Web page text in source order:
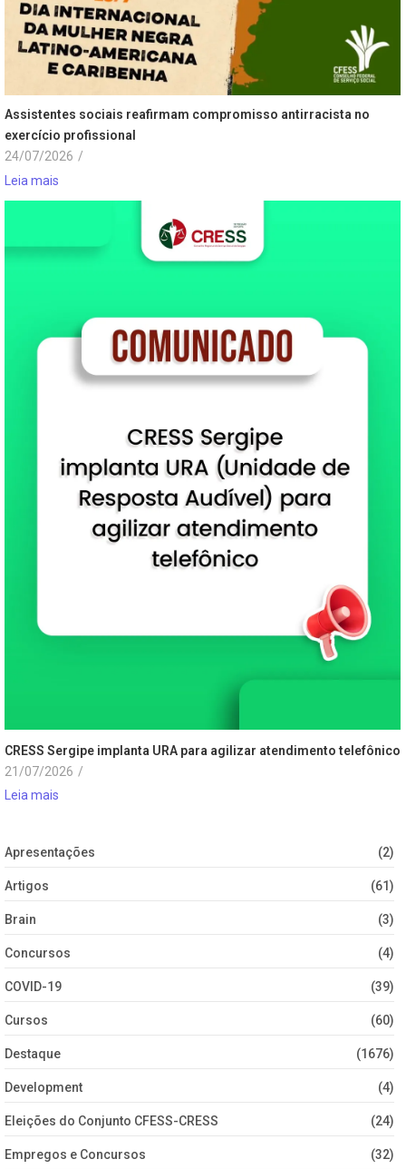
Assistentes sociais reafirmam compromisso antirracista no
exercício profissional
24/07/2026 /
Leia mais
CRESS Sergipe implanta URA para agilizar atendimento telefônico
21/07/2026 /
Leia mais
Apresentações (2)
Artigos (61)
Brain (3)
Concursos (4)
COVID-19 (39)
Cursos (60)
Destaque (1676)
Development (4)
Eleições do Conjunto CFESS-CRESS (24)
Empregos e Concursos (32)